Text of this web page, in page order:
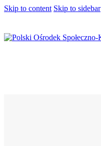
Skip to content Skip to sidebar